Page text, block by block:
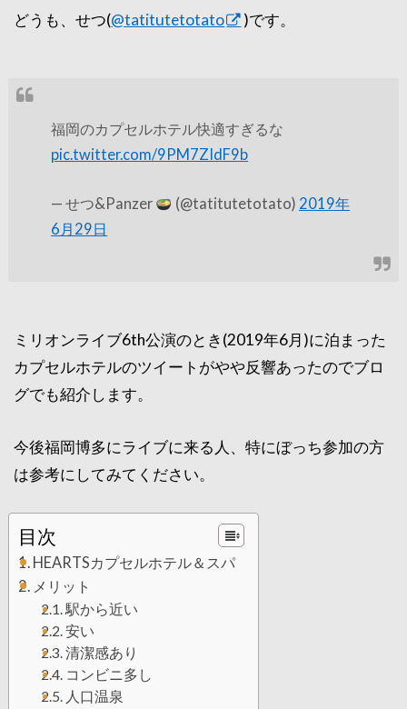
どうも、せつ(@tatitutetotato )です。
福岡のカプセルホテル快適すぎるな
pic.twitter.com/9PM7ZIdF9b
— せつ&Panzer (@tatitutetotato) 2019年
6月29日
ミリオンライブ6th公演のとき(2019年6月)に泊まった
カプセルホテルのツイートがやや反響あったのでブロ
グでも紹介します。
今後福岡博多にライブに来る人、特にぼっち参加の方
は参考にしてみてください。
目次
HEARTSカプセルホテル＆スパ
メリット
駅から近い
安い
清潔感あり
コンビニ多し
人口温泉